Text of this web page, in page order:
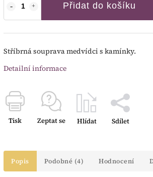
Přidat do košíku
Stříbrná souprava medvídci s kamínky.
Detailní informace
Tisk Zeptat se Hlídat Sdílet
Popis Podobné (4) Hodnocení